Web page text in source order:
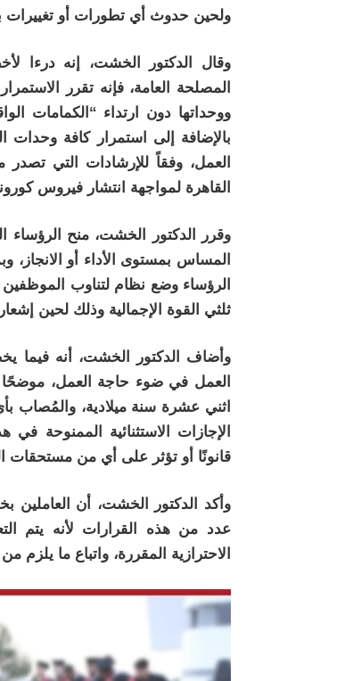
ولحين حدوث أي تطورات أو تغييرات
وقال الدكتور الخشت، إنه درءا
المصلحة العامة، فإنه تقرر
ووحداتها دون ارتداء “الكمامات
بالإضافة إلى استمرار كافة وحدات
العمل، وفقاً للإرشادات التي
القاهرة لمواجهة انتشار فيروس
وقرر الدكتور الخشت، منح الرؤساء
المساس بمستوى الأداء أو
الرؤساء وضع نظام لتناوب الموظفين
ثلثي القوة الإجمالية وذلك لحين
وأضاف الدكتور الخشت، أنه فيما
العمل في ضوء حاجة العمل،
اثني عشرة سنة ميلادية، والمُصاب
الإجازات الاستثنائية الممنوحة
قانونًا أو تؤثر على أي من مستحقات
وأكد الدكتور الخشت، أن العاملين
عدد من هذه القرارات لأنه يتم
الاحترازية المقررة، واتباع ما يلزم